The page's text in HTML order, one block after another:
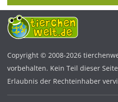
Copyright © 2008-2026
vorbehalten. Kein Teil dieser
Erlaubnis der Rechteinhaber